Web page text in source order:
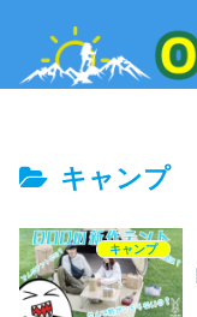
キャンプ
キャンプ